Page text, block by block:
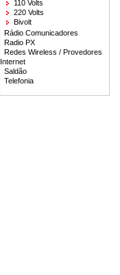
110 Volts
220 Volts
Bivolt
Rádio Comunicadores
Radio PX
Redes Wireless / Provedores
Internet
Saldão
Telefonia